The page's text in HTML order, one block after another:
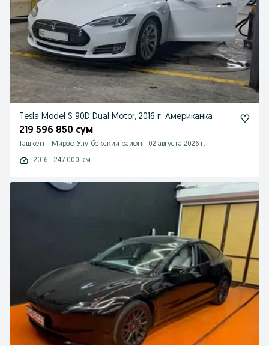
Tesla Model S 90D Dual Motor, 2016 г. Американка
219 596 850 сум
Ташкент, Мирзо-Улугбекский район - 02 августа 2026 г.
2016 - 247 000 км